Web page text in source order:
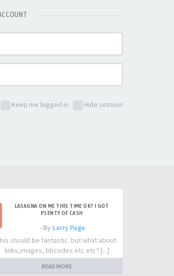
Keep me logged in
Hide session
LASAGNA ON ME THIS TIME OK? I GOT
PLENTY OF CASH
- By Larry Page
should be fantastic. but what about
links,images, bbcodes etc etc? [...]
READ MORE